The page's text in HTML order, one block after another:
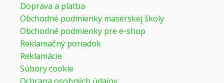
Doprava a platba
Obchodné podmienky masérskej školy
Obchodné podmienky pre e-shop
Reklamačný poriadok
Reklamácie
Súbory cookie